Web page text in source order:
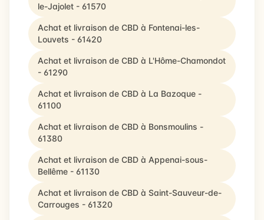
le-Jajolet - 61570
Achat et livraison de CBD à Fontenai-les-
Louvets - 61420
Achat et livraison de CBD à L'Hôme-Chamondot
- 61290
Achat et livraison de CBD à La Bazoque -
61100
Achat et livraison de CBD à Bonsmoulins -
61380
Achat et livraison de CBD à Appenai-sous-
Bellême - 61130
Achat et livraison de CBD à Saint-Sauveur-de-
Carrouges - 61320